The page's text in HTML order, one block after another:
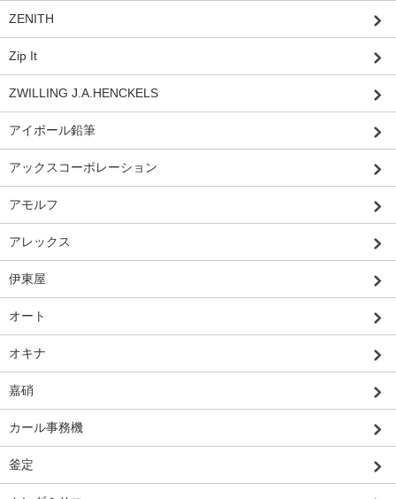
ZENITH
Zip It
ZWILLING J.A.HENCKELS
アイボール鉛筆
アックスコーポレーション
アモルフ
アレックス
伊東屋
オート
オキナ
嘉硝
カール事務機
釜定